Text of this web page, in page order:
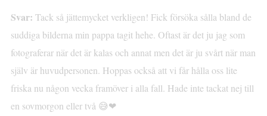
Svar: Tack så jättemycket verkligen! Fick försöka sålla bland de
suddiga bilderna min pappa tagit hehe. Oftast är det ju jag som
fotograferar när det är kalas och annat men det är ju svårt när man
själv är huvudpersonen. Hoppas också att vi får hålla oss lite
friska nu någon vecka framöver i alla fall. Hade inte tackat nej till
en sovmorgon eller två 😅❤